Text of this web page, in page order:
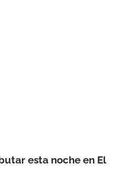
esta noche en El